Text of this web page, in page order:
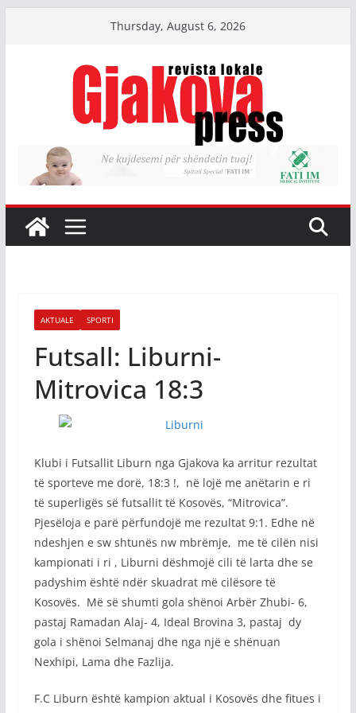
Thursday, August 6, 2026
AKTUALE SPORTI
Futsall: Liburni-
Mitrovica 18:3
Klubi i Futsallit Liburn nga Gjakova ka arritur rezultat
të sporteve me dorë, 18:3 !, në lojë me anëtarin e ri
të superligës së futsallit të Kosovës, “Mitrovica”.
Pjesëloja e parë përfundojë me rezultat 9:1. Edhe në
ndeshjen e sw shtunës nw mbrëmje, me të cilën nisi
kampionati i ri , Liburni dëshmojë cili të larta dhe se
padyshim është ndër skuadrat më cilësore të
Kosovës. Më së shumti gola shënoi Arbër Zhubi- 6,
pastaj Ramadan Alaj- 4, Ideal Brovina 3, pastaj dy
gola i shënoi Selmanaj dhe nga një e shënuan
Nexhipi, Lama dhe Fazlija.
F.C Liburn është kampion aktual i Kosovës dhe fitues i